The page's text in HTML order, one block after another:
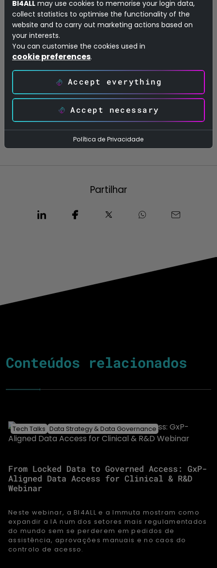
desafios globais e aos problemas atuais do
Planeta.
Esperamos que muitas outras
organizações possam associar-se a este
grande movimento em prol da ação efetiva
dos vastos e pertinentes propósitos das
Nações Unidas”,conclui Mário Parra da
Silva.
Partilhar
Conteúdos relacionados
Tech Talks Data Strategy & Data Governance
From Locked Data to Governed Access: GxP-
Aligned Data Access for Clinical & R&D
Webinar
Neste webinar, a BI4ALL e a Immuta mostram como
expandir a IA num dos setores mais regulamentados
do mundo sem se perderem em pedidos de
assistência, aprovações manuais e no caos do
controlo de acesso.
BI4ALL may use cookies to memorise your login data,
collect statistics to optimise the functionality of the
website and to carry out marketing actions based on
your interests.
You can customise the cookies used in
cookie preferences.
Accept everything
Accept necessary
Política de Privacidade